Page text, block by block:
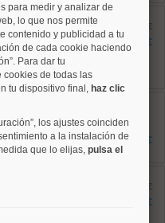
Juan
antes 393.000 €
371.500 €
751.000 €
antes 834.000 €
788.000 €
para medir y analizar de
lo que nos permite
contenido y publicidad a tu
de cada cookie haciendo
Para dar tu
cookies de todas las
tu dispositivo final, haz clic
los ajustes coinciden
a la instalación de
que lo elijas, pulsa el